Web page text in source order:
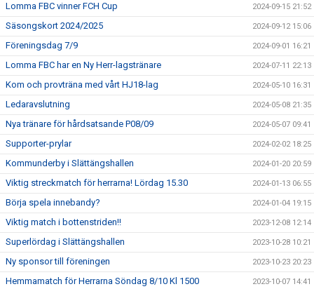
Lomma FBC vinner FCH Cup 2024-09-15 21:52
Säsongskort 2024/2025 2024-09-12 15:06
Föreningsdag 7/9 2024-09-01 16:21
Lomma FBC har en Ny Herr-lagstränare 2024-07-11 22:13
Kom och provträna med vårt HJ18-lag 2024-05-10 16:31
Ledaravslutning 2024-05-08 21:35
Nya tränare för hårdsatsande P08/09 2024-05-07 09:41
Supporter-prylar 2024-02-02 18:25
Kommunderby i Slättängshallen 2024-01-20 20:59
Viktig streckmatch för herrarna! Lördag 15.30 2024-01-13 06:55
Börja spela innebandy? 2024-01-04 19:15
Viktig match i bottenstriden!! 2023-12-08 12:14
Superlördag i Slättängshallen 2023-10-28 10:21
Ny sponsor till föreningen 2023-10-23 20:23
Hemmamatch för Herrarna Söndag 8/10 Kl 1500 2023-10-07 14:41